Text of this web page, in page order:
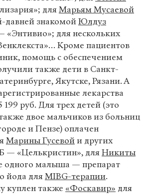
дляМарьям Мусаевой
давней знакомойЮлдуз
«Энтивио»; для нескольких
Кроме пациентов
помощь с обеспечением
также дети в Санкт-
Якутске, Рязани. А
лекарства
199 руб. Для трех детей (это
двое мальчиков из больниц
и Пензе) оплачен
Марины Гусевойи других
— «Целькристин», дляНикиты
одного малыша — препарат
йода дляMIBG-терапии.
куплен также «Фоскавир» для